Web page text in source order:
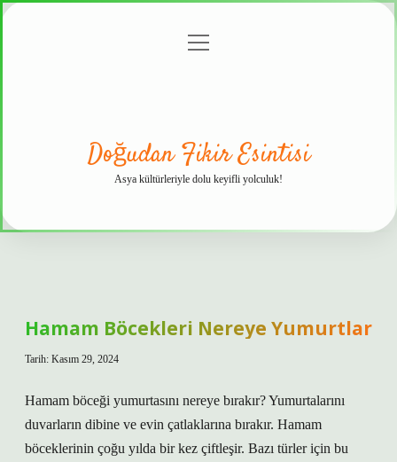
menüyü
Doğudan Fikir Esintisi
Asya kültürleriyle dolu keyifli yolculuk!
Fikir
Esintisi
Yazılar
Hamam Böcekleri Nereye Yumurtlar
Tarih: Kasım 29, 2024
Hamam böceği yumurtasını nereye bırakır? Yumurtalarını
duvarların dibine ve evin çatlaklarına bırakır. Hamam
böceklerinin çoğu yılda bir kez çiftleşir. Bazı türler için bu